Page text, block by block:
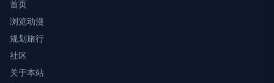
首页
浏览动漫
规划旅行
社区
关于本站